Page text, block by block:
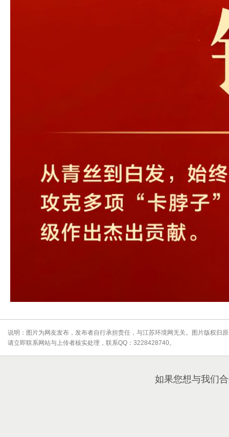
说明：图片为网友发布，发布者自行承担责任，与江苏环境网无关。图片版权归
请立即联系网站与上传者核实处理，联系QQ：3228428740。
如果您想与我们